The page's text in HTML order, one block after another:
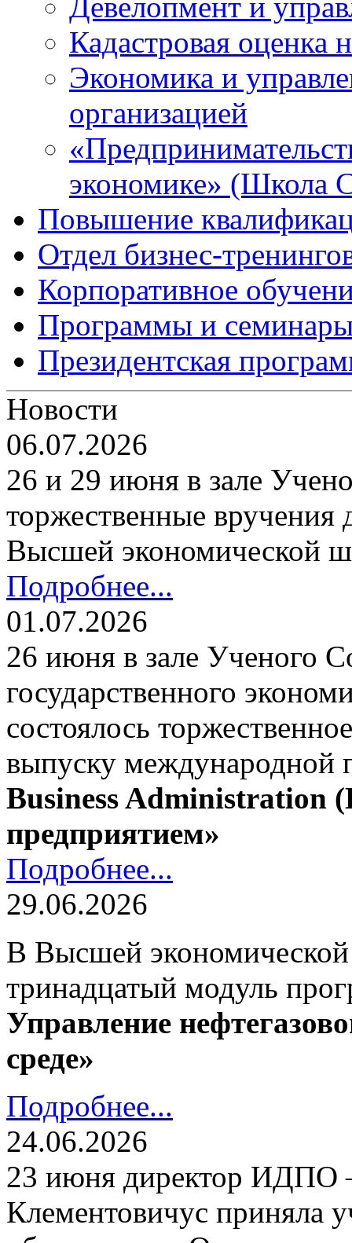
Кадастровая оценка
Экономика и
организацией
экономике» (Школа
Повышение
Отдел бизнес-
Корпоративное
Программы и
Президентская
Новости
06.07.2026
26 и 29 июня в зале
торжественные
Высшей экономической
Подробнее...
01.07.2026
26 июня в зале Ученого
государственного
состоялось
выпуску
Business Administration
предприятием»
Подробнее...
29.06.2026
В Высшей
тринадцатый модуль
Управление
среде»
Подробнее...
24.06.2026
23 июня директор
Клементовичус приняла